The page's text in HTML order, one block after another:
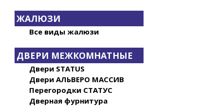
ЖАЛЮЗИ
Все виды жалюзи
ДВЕРИ МЕЖКОМНАТНЫЕ
Двери STATUS
Двери АЛЬВЕРО МАССИВ
Перегородки СТАТУС
Дверная фурнитура